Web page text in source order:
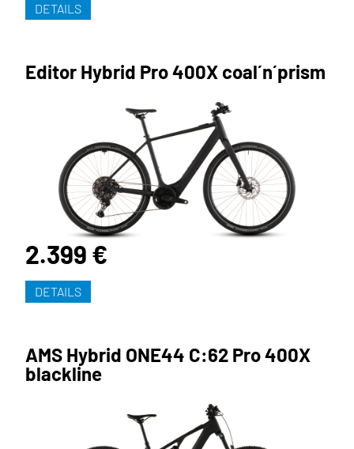
DETAILS
Editor Hybrid Pro 400X coal´n´prism
2.399 €
DETAILS
AMS Hybrid ONE44 C:62 Pro 400X
blackline